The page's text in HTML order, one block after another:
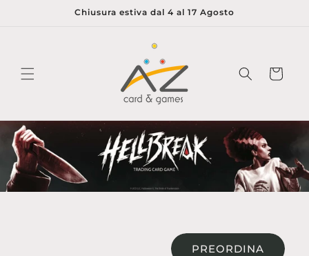
direttamenteChiusura estiva dal 4 al 17 Agosto
Carrello
PREORDINA